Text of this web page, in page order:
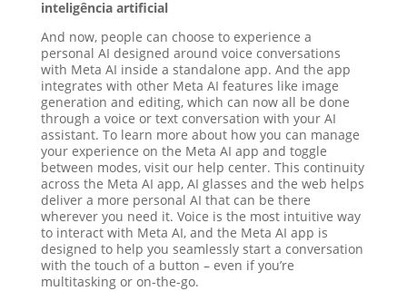
inteligência artificial
And now, people can choose to experience a
personal AI designed around voice conversations
with Meta AI inside a standalone app. And the app
integrates with other Meta AI features like image
generation and editing, which can now all be done
through a voice or text conversation with your AI
assistant. To learn more about how you can manage
your experience on the Meta AI app and toggle
between modes, visit our help center. This continuity
across the Meta AI app, AI glasses and the web helps
deliver a more personal AI that can be there
wherever you need it. Voice is the most intuitive way
to interact with Meta AI, and the Meta AI app is
designed to help you seamlessly start a conversation
with the touch of a button – even if you’re
multitasking or on-the-go.